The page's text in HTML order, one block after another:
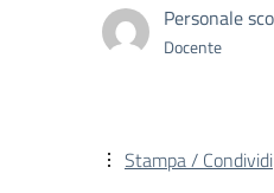
Personale
Docente
Stampa / Condividi